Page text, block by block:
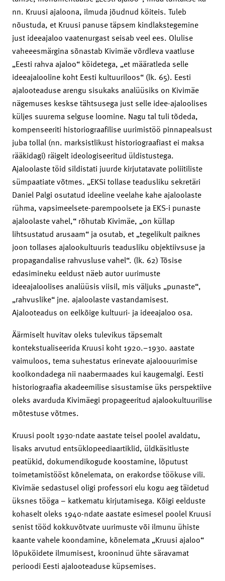
nn. Kruusi ajaloona, ilmuda jõudnud köiteis. Tuleb
nõustuda, et Kruusi panuse täpsem kindlakstegemine
just ideeajaloo vaatenurgast seisab veel ees. Olulise
vaheeesmärgina sõnastab Kivimäe võrdleva vaatluse
„Eesti rahva ajaloo“ köidetega, „et määratleda selle
ideeajalooline koht Eesti kultuuriloos“ (lk. 65). Eesti
ajalooteaduse arengu sisukaks analüüsiks on Kivimäe
nägemuses keskse tähtsusega just selle idee-ajaloolises
küljes suurema selguse loomine. Nagu tal tuli tõdeda,
kompenseeriti historiograafilise ­uurimistöö pinnapealsust
juba tollal (nn. marksistlikust historiograafiast ei maksa
rääkidagi) räigelt ideologiseeritud üldistustega.
Ajaloolaste töid sildistati juurde kirjutatavate poliitiliste
sümpaatiate võtmes. „EKSi tollase teadusliku sekretäri
Daniel Palgi osutatud ideeline veelahe kahe ajaloolaste
rühma, vapsimeelsete-parempoolsete ja EKS-i punaste
ajaloolaste vahel,“ rõhutab Kivimäe, „on küllap
lihtsustatud arusaam“ ja osutab, et „tegelikult paiknes
joon tollases ajalookultuuris teadusliku objektiivsuse ja
propagandalise rahvusluse vahel“. (lk. 62) Tõsise
edasimineku eeldust näeb autor uurimuste
ideeajaloolises analüüsis viisil, mis väljuks „punaste“,
„rahvuslike“ jne. ajaloolaste vastandamisest.
Ajalooteadus on eelkõige kultuuri- ja ideeajaloo osa.
Äärmiselt huvitav oleks tulevikus täpsemalt
kontekstualiseerida Kruusi koht 1920.–1930. aastate
vaimuloos, tema suhestatus erinevate ajaloouurimise
koolkondadega nii naabermaades kui kaugemalgi. Eesti
historiograafia akadeemilise sisustamise üks perspektiive
oleks avarduda Kivimäegi propageeritud ajalookultuurilise
mõtestuse võtmes.
Kruusi poolt 1930-ndate aastate teisel poolel avaldatu,
lisaks arvutud entsüklopeediaartiklid, üldkäsitluste
peatükid, dokumendikogude koostamine, lõputust
toimetamistööst kõnelemata, on erakordse töökuse vili.
Kivimäe sedastusel oligi professori elu kogu aeg täidetud
üksnes tööga – katkematu kirjutamisega. Kõigi eelduste
kohaselt oleks 1940-ndate aastate esimesel poolel Kruusi
senist tööd kokkuvõtvate uurimuste või ilmunu ühiste
kaante vahele koondamine, kõnelemata „Kruusi ajaloo“
lõpuköidete ilmumisest, krooninud ühte säravamat
perioodi Eesti ajalooteaduse küpsemises.